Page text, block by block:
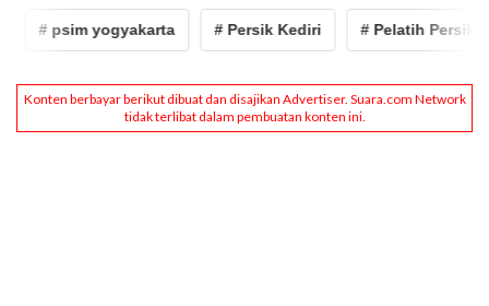
# psim yogyakarta # Persik Kediri # Pelatih Persik